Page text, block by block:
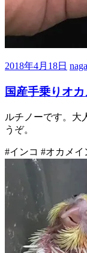
2018年4月18日
国産手乗りオ
ルチノーです。大
うぞ。
#インコ #オカメイ